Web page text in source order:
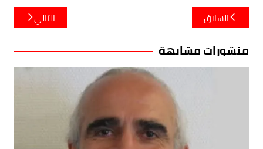
تصفّح
المقالات
السابق التالي
منشورات مشابهة